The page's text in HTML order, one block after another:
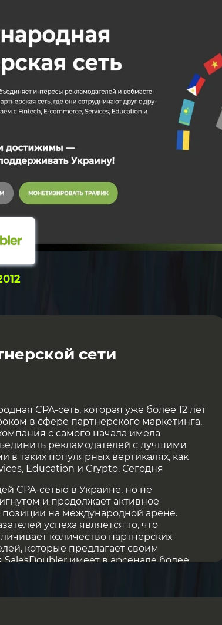
сети
CPA-сеть, которая уже более 12 лет
в сфере партнерского маркетинга.
с самого начала имела
рекламодателей с лучшими
в таких популярных вертикалях, как
Education и Crypto. Сегодня
CPA-сетью в Украине, но не
и продолжает активное
позиции на международной арене.
успеха является то, что
количество партнерских
которые предлагает своим
имеет в арсенале более